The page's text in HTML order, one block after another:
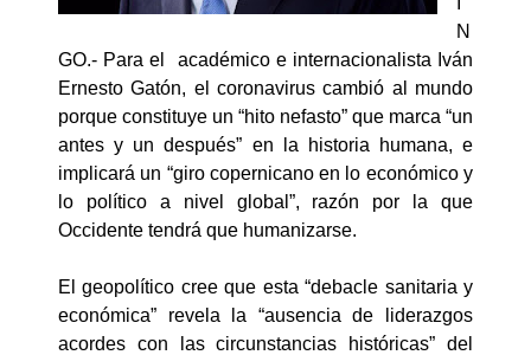
N
GO.- Para el académico e internacionalista Iván
Ernesto Gatón, el coronavirus cambió al mundo
porque constituye un “hito nefasto” que marca “un
antes y un después” en la historia humana, e
implicará un “giro copernicano en lo económico y
lo político a nivel global”, razón por la que
Occidente tendrá que humanizarse.
El geopolítico cree que esta “debacle sanitaria y
económica” revela la “ausencia de liderazgos
acordes con las circunstancias históricas” del